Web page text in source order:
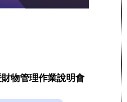
物管理作業說明會